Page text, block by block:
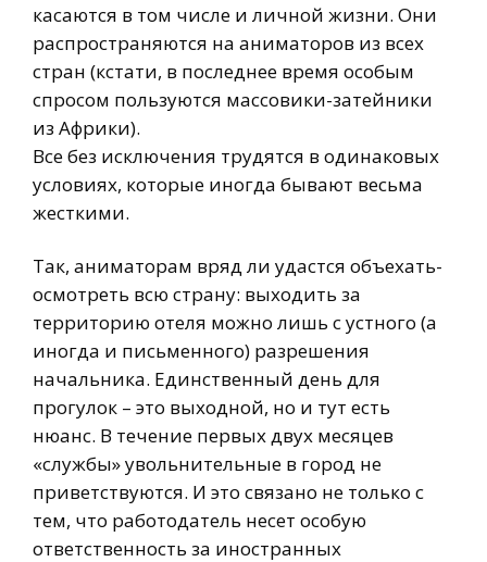
касаются в том числе и личной жизни. Они
распространяются на аниматоров из всех
стран (кстати, в последнее время особым
спросом пользуются массовики-затейники
из Африки).
Все без исключения трудятся в одинаковых
условиях, которые иногда бывают весьма
жесткими.
Так, аниматорам вряд ли удастся объехать-
осмотреть всю страну: выходить за
территорию отеля можно лишь с устного (а
иногда и письменного) разрешения
начальника. Единственный день для
прогулок – это выходной, но и тут есть
нюанс. В течение первых двух месяцев
«службы» увольнительные в город не
приветствуются. И это связано не только с
тем, что работодатель несет особую
ответственность за иностранных